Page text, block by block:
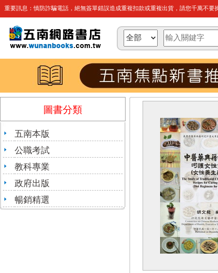
重要訊息：慎防詐騙電話，絕無簽單錯誤造成重複扣款或重複出貨，請您千萬不要
圖書分類
五南本版
公職考試
教科專業
政府出版
暢銷精選